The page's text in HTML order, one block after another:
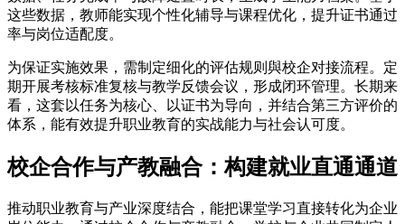
这些数据，教师能实现个性化辅导与课程优化，提升证书通过
率与岗位适配度。
为保证实施效果，需制定细化的评估规则與校企对接流程。定
期开展考核标准复核与教学反馈会议，形成闭环管理。长期来
看，这套以任务为核心、以证书为导向，并结合第三方评价的
体系，能有效提升职业教育的实战能力与社会认可度。
校企合作与产教融合：构建就业直通通道
推动职业教育与产业深度结合，能把课堂学习直接转化为企业